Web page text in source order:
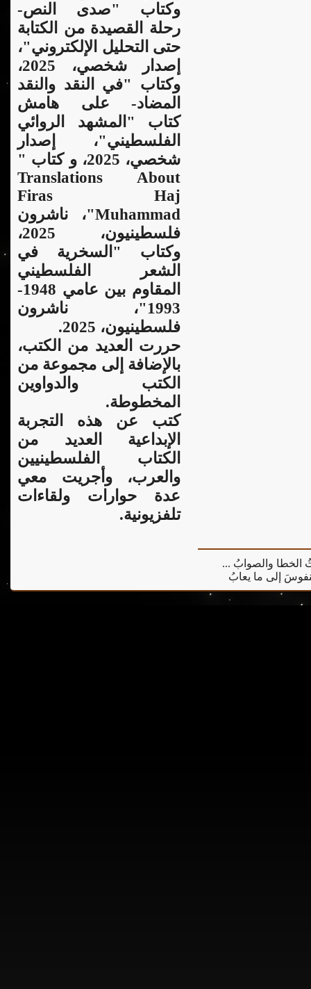
وكتاب "صدى النص-
رحلة القصيدة من الكتابة
حتى التحليل الإلكتروني"،
إصدار شخصي، 2025،
وكتاب "في النقد والنقد
المضاد- على هامش
كتاب "المشهد الروائي
الفلسطيني"، إصدار
شخصي، 2025، و كتاب "
Translations About
Firas Haj
Muhammad"، ناشرون
فلسطينيون، 2025،
وكتاب "السخرية في
الشعر الفلسطيني
المقاوم بين عامي 1948-
1993"، ناشرون
فلسطينيون، 2025.
حررت العديد من الكتب،
بالإضافة إلى مجموعة من
الكتب والدواوين
المخطوطة.
كتب عن هذه التجربة
الإبداعية العديد من
الكتاب الفلسطينيين
والعرب، وأجريت معي
عدة حوارات ولقاءات
تلفزيونية.
الخطا والصوابُ ...
إلى ما يعابُ